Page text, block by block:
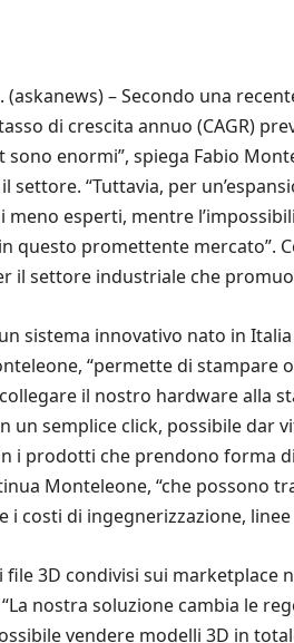
(askanews) – Secondo una
di crescita annuo (CAGR)
sono enormi”, spiega Fabio
settore. “Tuttavia, per
meno esperti, mentre
questo promettente mercato”.
il settore industriale che
sistema innovativo nato in
“permette di stampare
il nostro hardware alla
un semplice click, possibile dar
i prodotti che prendono forma
Monteleone, “che possono
i costi di ingegnerizzazione,
file 3D condivisi sui
nostra soluzione cambia le
vendere modelli 3D in